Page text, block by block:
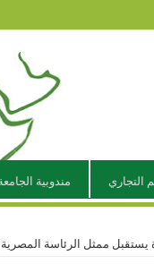
التجاري مندوبية
ممثل الرئاسة المصرية